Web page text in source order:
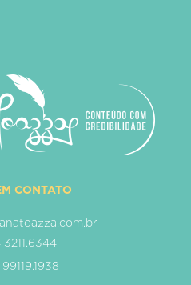
CONTATO
3211.6344